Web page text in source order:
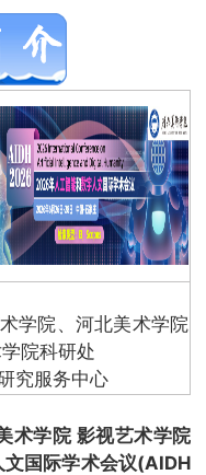
学院、河北美术学院
院科研处
究服务中心
学院 影视艺术学院
国际学术会议(AIDH